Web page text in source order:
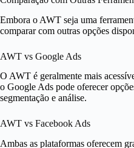
Embora o AWT seja uma
comparar com outras opções
AWT vs Google Ads
O AWT é geralmente mais
o Google Ads pode oferecer
segmentação e análise.
AWT vs Facebook Ads
Ambas as plataformas oferecem